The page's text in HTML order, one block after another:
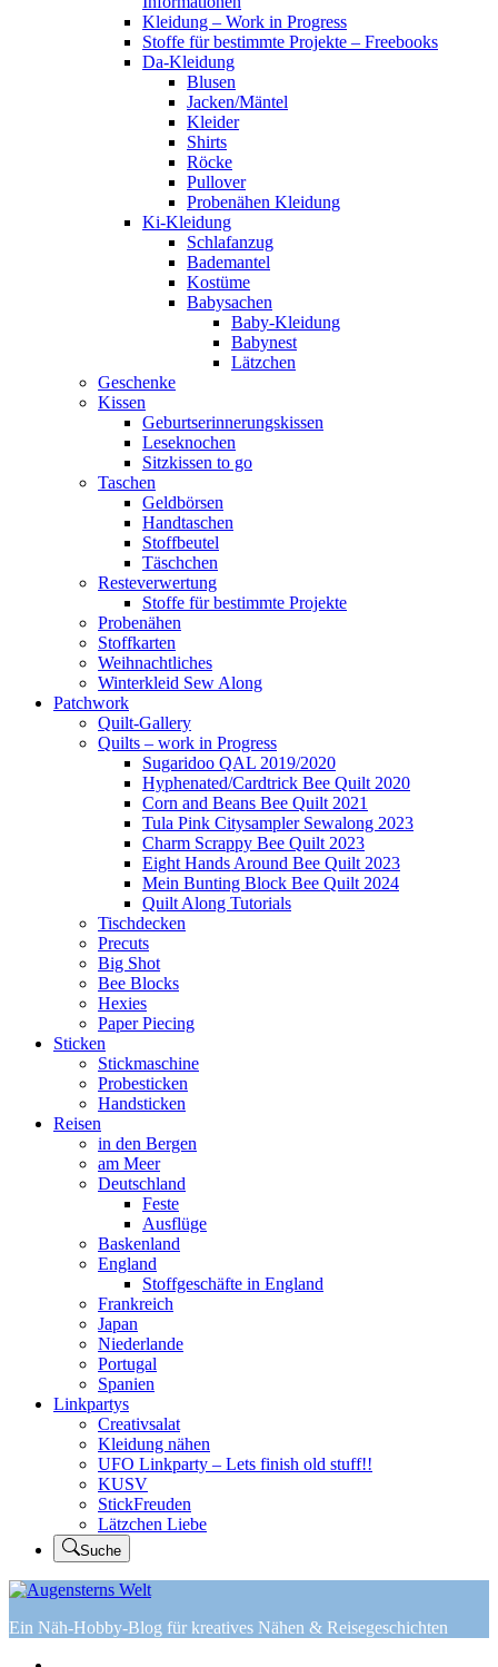
Kleidung – Work in Progress
Stoffe für bestimmte Projekte – Freebooks
Da-Kleidung
Blusen
Jacken/Mäntel
Kleider
Shirts
Röcke
Pullover
Probenähen Kleidung
Ki-Kleidung
Schlafanzug
Bademantel
Kostüme
Babysachen
Baby-Kleidung
Babynest
Lätzchen
Geschenke
Kissen
Geburtserinnerungskissen
Leseknochen
Sitzkissen to go
Taschen
Geldbörsen
Handtaschen
Stoffbeutel
Täschchen
Resteverwertung
Stoffe für bestimmte Projekte
Probenähen
Stoffkarten
Weihnachtliches
Winterkleid Sew Along
Patchwork
Quilt-Gallery
Quilts – work in Progress
Sugaridoo QAL 2019/2020
Hyphenated/Cardtrick Bee Quilt 2020
Corn and Beans Bee Quilt 2021
Tula Pink Citysampler Sewalong 2023
Charm Scrappy Bee Quilt 2023
Eight Hands Around Bee Quilt 2023
Mein Bunting Block Bee Quilt 2024
Quilt Along Tutorials
Tischdecken
Precuts
Big Shot
Bee Blocks
Hexies
Paper Piecing
Sticken
Stickmaschine
Probesticken
Handsticken
Reisen
in den Bergen
am Meer
Deutschland
Feste
Ausflüge
Baskenland
England
Stoffgeschäfte in England
Frankreich
Japan
Niederlande
Portugal
Spanien
Linkpartys
Creativsalat
Kleidung nähen
UFO Linkparty – Lets finish old stuff!!
KUSV
StickFreuden
Lätzchen Liebe
Suche
Ein Näh-Hobby-Blog für kreatives Nähen & Reisegeschichten